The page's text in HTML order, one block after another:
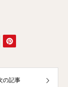
の記事